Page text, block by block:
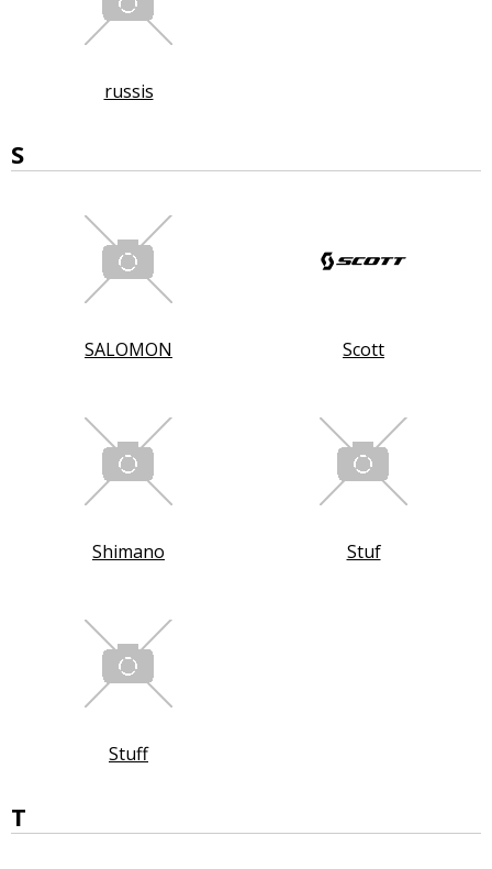
russis
S
SALOMON Scott
Shimano Stuf
Stuff
T